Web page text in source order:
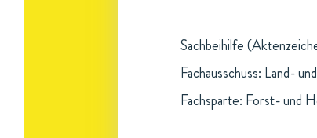
Sachbeihilfe
Fachausschuss: Land-
Fachsparte: Forst- und